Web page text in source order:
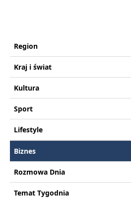
Region
Kraj i świat
Kultura
Sport
Lifestyle
Biznes
Rozmowa Dnia
Temat Tygodnia